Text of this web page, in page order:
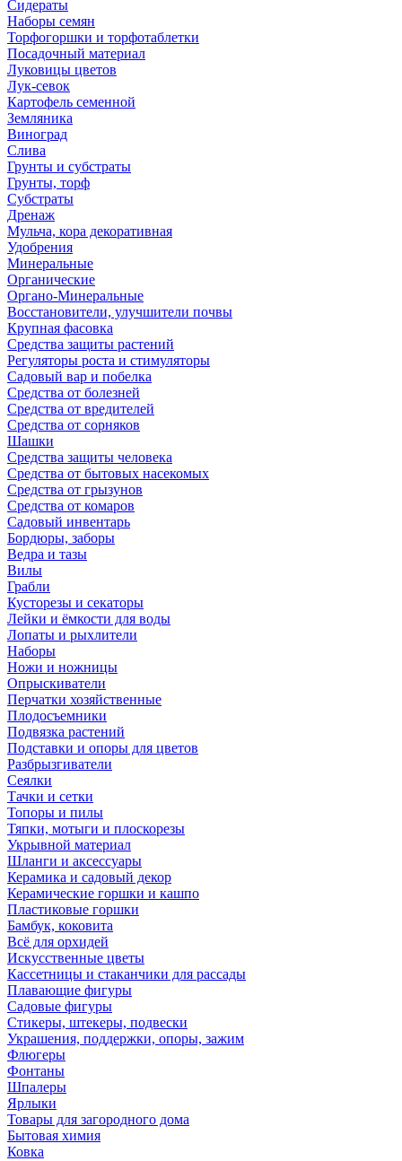
Сидераты
Наборы семян
Торфогоршки и торфотаблетки
Посадочный материал
Луковицы цветов
Лук-севок
Картофель семенной
Земляника
Виноград
Слива
Грунты и субстраты
Грунты, торф
Субстраты
Дренаж
Мульча, кора декоративная
Удобрения
Минеральные
Органические
Органо-Минеральные
Восстановители, улучшители почвы
Крупная фасовка
Средства защиты растений
Регуляторы роста и стимуляторы
Садовый вар и побелка
Средства от болезней
Средства от вредителей
Средства от сорняков
Шашки
Средства защиты человека
Средства от бытовых насекомых
Средства от грызунов
Средства от комаров
Садовый инвентарь
Бордюры, заборы
Ведра и тазы
Вилы
Грабли
Кусторезы и секаторы
Лейки и ёмкости для воды
Лопаты и рыхлители
Наборы
Ножи и ножницы
Опрыскиватели
Перчатки хозяйственные
Плодосъемники
Подвязка растений
Подставки и опоры для цветов
Разбрызгиватели
Сеялки
Тачки и сетки
Топоры и пилы
Тяпки, мотыги и плоскорезы
Укрывной материал
Шланги и аксессуары
Керамика и садовый декор
Керамические горшки и кашпо
Пластиковые горшки
Бамбук, коковита
Всё для орхидей
Искусственные цветы
Кассетницы и стаканчики для рассады
Плавающие фигуры
Садовые фигуры
Стикеры, штекеры, подвески
Украшения, поддержки, опоры, зажим
Флюгеры
Фонтаны
Шпалеры
Ярлыки
Товары для загородного дома
Бытовая химия
Ковка